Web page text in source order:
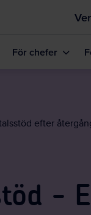
För chefer
efter
-